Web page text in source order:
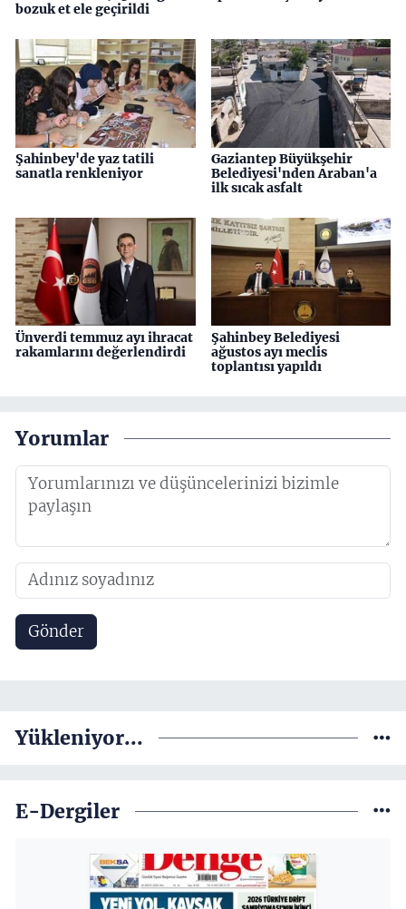
bozuk et ele geçirildi
Şahinbey'de yaz tatili
sanatla renkleniyor
Gaziantep Büyükşehir
Belediyesi'nden Araban'a
ilk sıcak asfalt
Ünverdi temmuz ayı ihracat
rakamlarını değerlendirdi
Şahinbey Belediyesi
ağustos ayı meclis
toplantısı yapıldı
Yorumlar
Gönder
Yükleniyor...
E-Dergiler